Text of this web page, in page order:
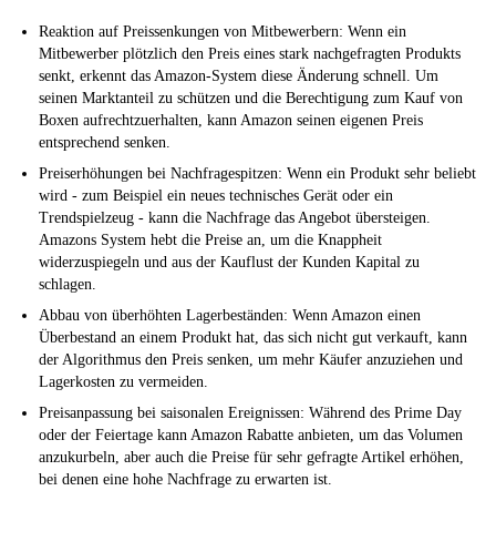
Reaktion auf Preissenkungen von Mitbewerbern: Wenn ein
Mitbewerber plötzlich den Preis eines stark nachgefragten Produkts
senkt, erkennt das Amazon-System diese Änderung schnell. Um
seinen Marktanteil zu schützen und die Berechtigung zum Kauf von
Boxen aufrechtzuerhalten, kann Amazon seinen eigenen Preis
entsprechend senken.
Preiserhöhungen bei Nachfragespitzen: Wenn ein Produkt sehr beliebt
wird - zum Beispiel ein neues technisches Gerät oder ein
Trendspielzeug - kann die Nachfrage das Angebot übersteigen.
Amazons System hebt die Preise an, um die Knappheit
widerzuspiegeln und aus der Kauflust der Kunden Kapital zu
schlagen.
Abbau von überhöhten Lagerbeständen: Wenn Amazon einen
Überbestand an einem Produkt hat, das sich nicht gut verkauft, kann
der Algorithmus den Preis senken, um mehr Käufer anzuziehen und
Lagerkosten zu vermeiden.
Preisanpassung bei saisonalen Ereignissen: Während des Prime Day
oder der Feiertage kann Amazon Rabatte anbieten, um das Volumen
anzukurbeln, aber auch die Preise für sehr gefragte Artikel erhöhen,
bei denen eine hohe Nachfrage zu erwarten ist.